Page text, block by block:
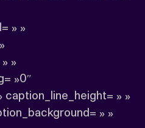
» »
»
»0″
» »
» »